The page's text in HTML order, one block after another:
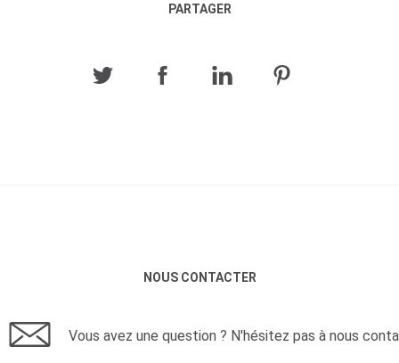
PARTAGER
NOUS CONTACTER
Vous avez une question ? N'hésitez pas à nous